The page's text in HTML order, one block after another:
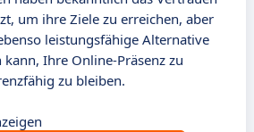
um ihre Ziele zu erreichen, aber
leistungsfähige Alternative
Ihre Online-Präsenz zu
zu bleiben.